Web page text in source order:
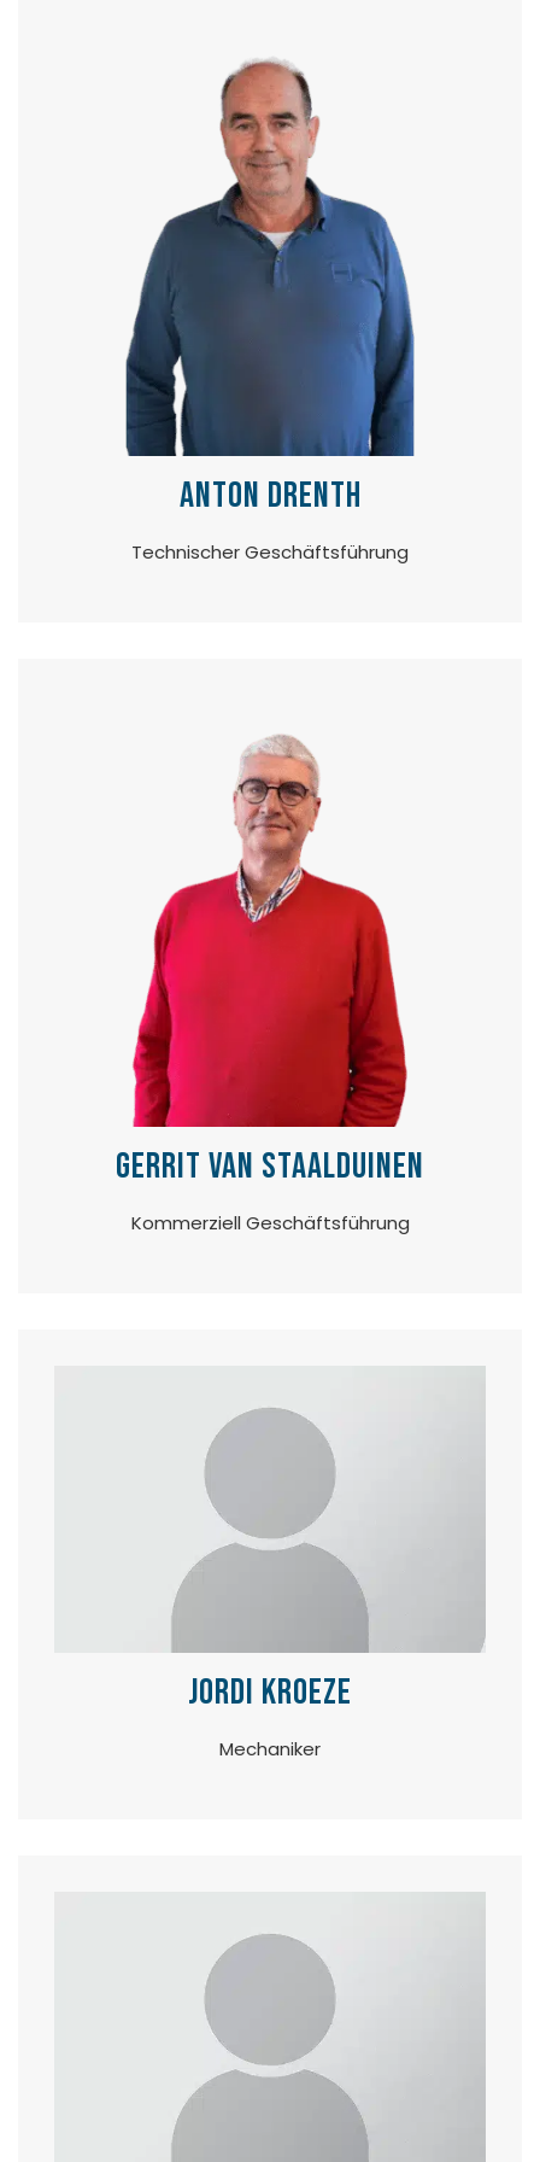
Anton Drenth
Technischer Geschäftsführung
Gerrit van Staalduinen
Kommerziell Geschäftsführung
Jordi Kroeze
Mechaniker